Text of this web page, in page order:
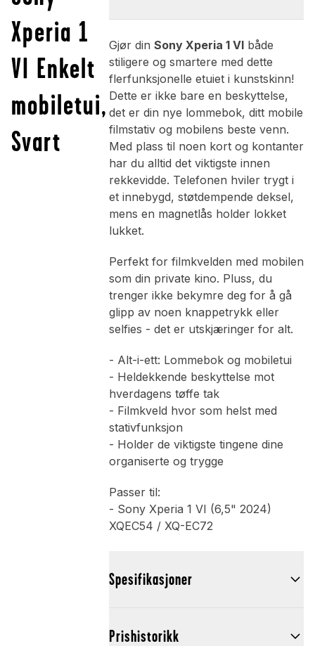
Xperia 1
VI Enkelt
mobiletui,
Svart
Gjør din Sony Xperia 1 VIbåde
stiligere og smartere med dette
flerfunksjonelle etuiet i kunstskinn!
Dette er ikke bare en beskyttelse,
det er din nye lommebok, ditt mobile
filmstativ og mobilens beste venn.
Med plass til noen kort og kontanter
har du alltid det viktigste innen
rekkevidde. Telefonen hviler trygt i
et innebygd, støtdempende deksel,
mens en magnetlås holder lokket
lukket.
Perfekt for filmkvelden med mobilen
som din private kino. Pluss, du
trenger ikke bekymre deg for å gå
glipp av noen knappetrykk eller
selfies - det er utskjæringer for alt.
- Alt-i-ett: Lommebok og mobiletui
- Heldekkende beskyttelse mot
hverdagens tøffe tak
- Filmkveld hvor som helst med
stativfunksjon
- Holder de viktigste tingene dine
organiserte og trygge
Passer til:
- Sony Xperia 1 VI (6,5" 2024)
XQEC54 / XQ-EC72
Spesifikasjoner
Prishistorikk